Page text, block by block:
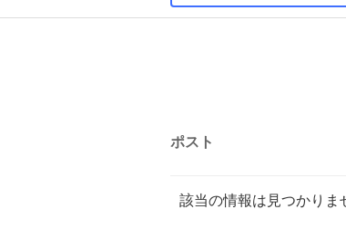
ポスト
該当の情報は見つかりま